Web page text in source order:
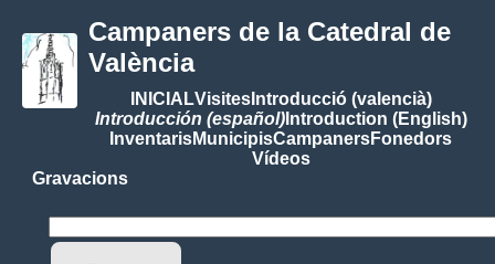
Campaners de la Catedral de
València
INICIALVisitesIntroducció (valencià)
Introducción (español)Introduction (English)
InventarisMunicipisCampanersFonedors
Vídeos
Gravacions